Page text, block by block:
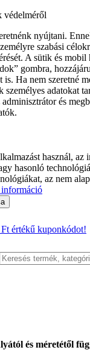
védelméről
nyújtani.
szabási
A sütik és
gombra,
Ha nem szeretné
adatokat
és
használ,
hasonló
az nem
értékű kuponkódot!
és méretétől